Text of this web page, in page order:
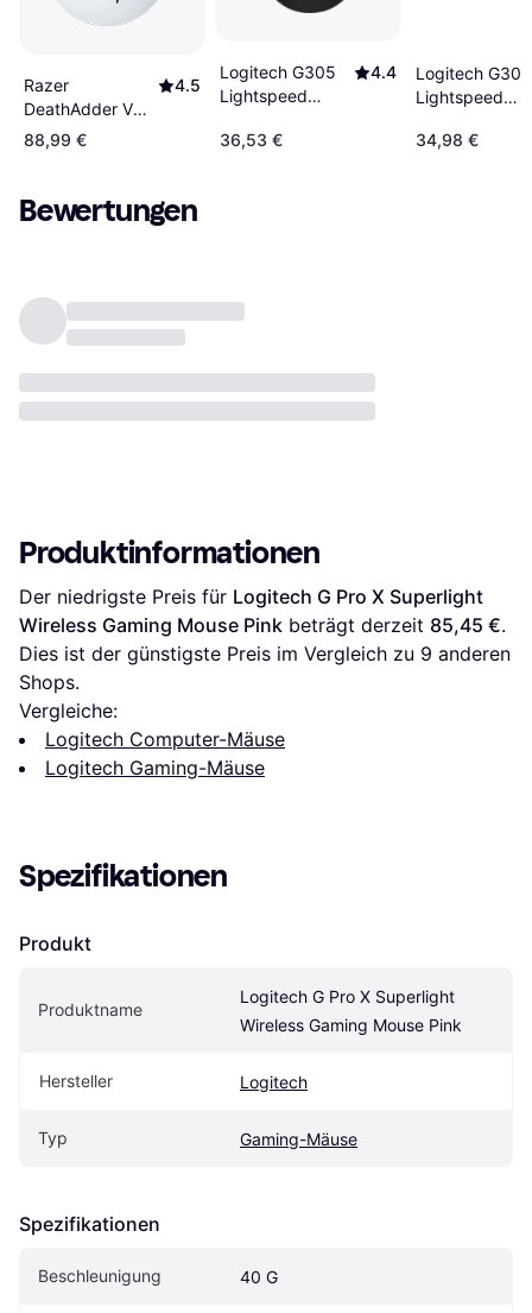
Razer
DeathAdder V3
Pro White
4.5
88,99 €
Logitech G305
Lightspeed
4.4
36,53 €
Logitech G305
Lightspeed
34,98 €
Bewertungen
Produktinformationen
Der niedrigste Preis für Logitech G Pro X Superlight
Wireless Gaming Mouse Pink beträgt derzeit 85,45 €.
Dies ist der günstigste Preis im Vergleich zu 9 anderen
Shops.
Vergleiche:
Logitech Computer-Mäuse
Logitech Gaming-Mäuse
Spezifikationen
Produkt
Produktname
Logitech G Pro X Superlight
Wireless Gaming Mouse Pink
Hersteller Logitech
Typ Gaming-Mäuse
Spezifikationen
Beschleunigung 40 G